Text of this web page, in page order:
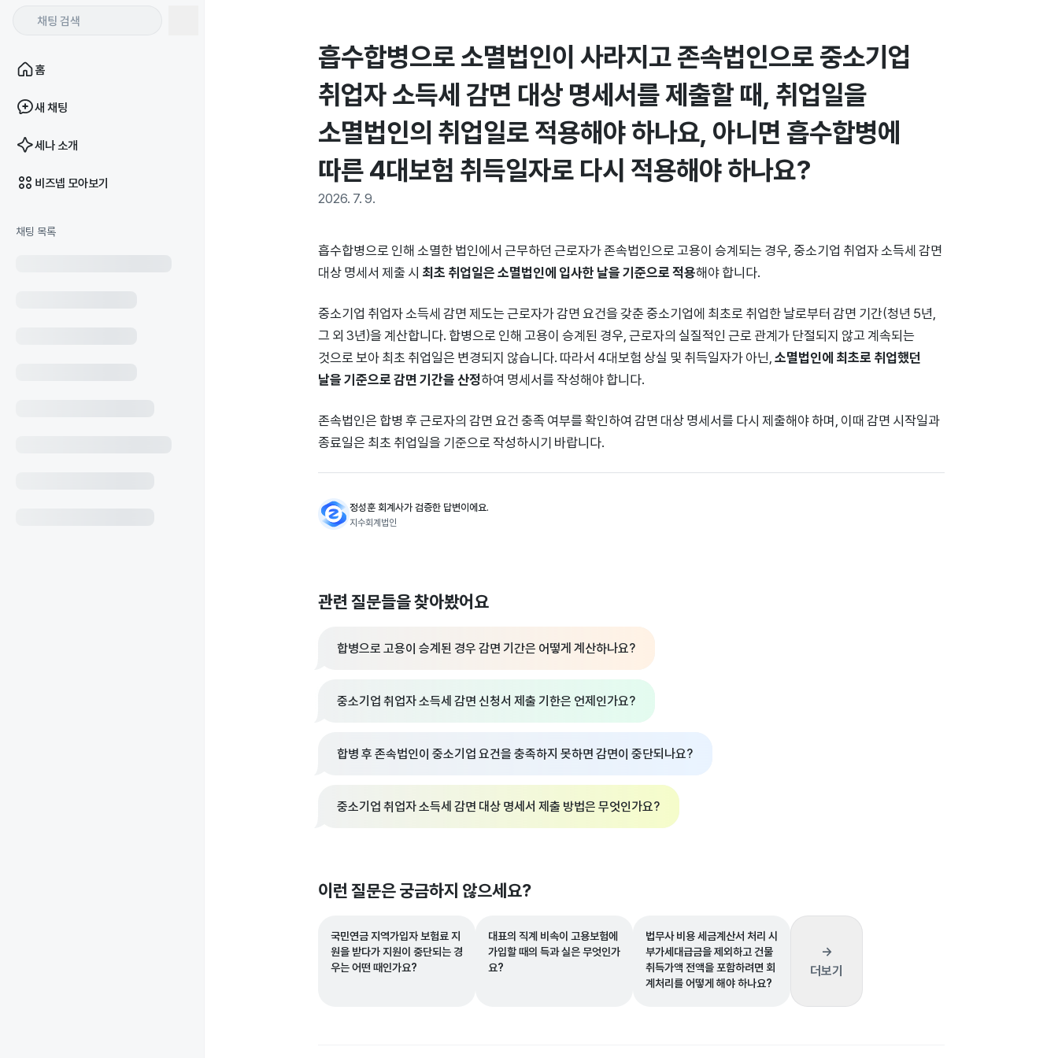
홈
새 채팅
세나 소개
비즈넵 모아보기
채팅 목록
흡수합병으로 소멸법인이 사라지고 존속법인으로 중소기업
취업자 소득세 감면 대상 명세서를 제출할 때, 취업일을
소멸법인의 취업일로 적용해야 하나요, 아니면 흡수합병에
따른 4대보험 취득일자로 다시 적용해야 하나요?
2026. 7. 9.
흡수합병으로 인해 소멸한 법인에서 근무하던 근로자가 존속법인으로 고용이 승계되는 경우, 중소기업 취업자 소득세 감면
대상 명세서 제출 시 최초 취업일은 소멸법인에 입사한 날을 기준으로 적용해야 합니다.
중소기업 취업자 소득세 감면 제도는 근로자가 감면 요건을 갖춘 중소기업에 최초로 취업한 날로부터 감면 기간(청년 5년,
그 외 3년)을 계산합니다. 합병으로 인해 고용이 승계된 경우, 근로자의 실질적인 근로 관계가 단절되지 않고 계속되는
것으로 보아 최초 취업일은 변경되지 않습니다. 따라서 4대보험 상실 및 취득일자가 아닌,소멸법인에 최초로 취업했던
날을 기준으로 감면 기간을 산정하여 명세서를 작성해야 합니다.
존속법인은 합병 후 근로자의 감면 요건 충족 여부를 확인하여 감면 대상 명세서를 다시 제출해야 하며, 이때 감면 시작일과
종료일은 최초 취업일을 기준으로 작성하시기 바랍니다.
정성훈 회계사가 검증한 답변이에요.
지수회계법인
관련 질문들을 찾아봤어요
합병으로 고용이 승계된 경우 감면 기간은 어떻게 계산하나요?
중소기업 취업자 소득세 감면 신청서 제출 기한은 언제인가요?
합병 후 존속법인이 중소기업 요건을 충족하지 못하면 감면이 중단되나요?
중소기업 취업자 소득세 감면 대상 명세서 제출 방법은 무엇인가요?
이런 질문은 궁금하지 않으세요?
국민연금 지역가입자 보험료 지
원을 받다가 지원이 중단되는 경
우는 어떤 때인가요?
대표의 직계 비속이 고용보험에
가입할 때의 득과 실은 무엇인가
요?
법무사 비용 세금계산서 처리 시
부가세대급금을 제외하고 건물
취득가액 전액을 포함하려면 회
계처리를 어떻게 해야 하나요?
→
더보기